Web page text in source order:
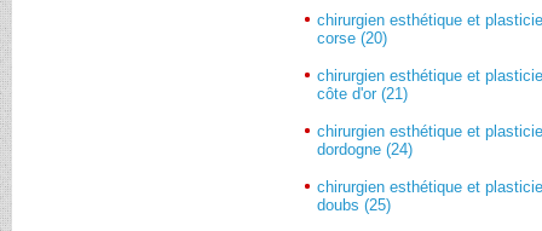
chirurgien esthétique et
corse (20)
chirurgien esthétique et
côte d'or (21)
chirurgien esthétique et
dordogne (24)
chirurgien esthétique et
doubs (25)